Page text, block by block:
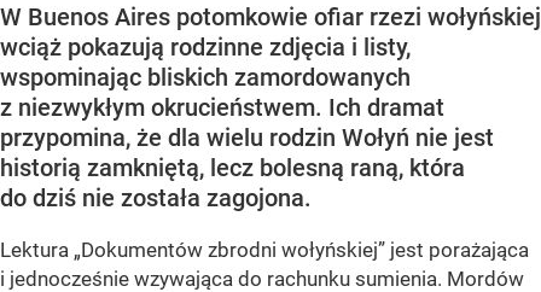
W Buenos Aires potomkowie ofiar rzezi wołyńskiej
wciąż pokazują rodzinne zdjęcia i listy,
wspominając bliskich zamordowanych
z niezwykłym okrucieństwem. Ich dramat
przypomina, że dla wielu rodzin Wołyń nie jest
historią zamkniętą, lecz bolesną raną, która
do dziś nie została zagojona.
Lektura „Dokumentów zbrodni wołyńskiej” jest porażająca
i jednocześnie wzywająca do rachunku sumienia. Mordów